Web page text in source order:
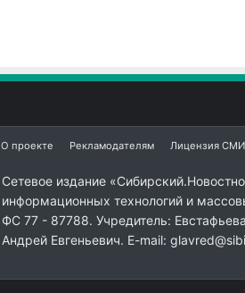
О проекте Рекламодателям Лицензия СМИ
Сетевое издание
информационных технологий и
ФС 77 - 87788. Учредитель:
Андрей Евгеньевич. E-mail: